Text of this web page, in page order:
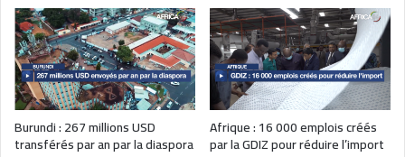
Burundi : 267 millions USD
transférés par an par la diaspora
Afrique : 16 000 emplois créés
par la GDIZ pour réduire l’import